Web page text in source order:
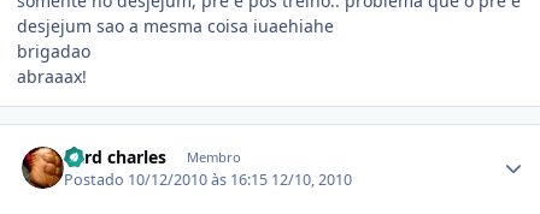
desjejum sao a mesma coisa iuaehiahe
brigadao
abraaax!
hard charles Membro
Postado 10/12/2010 às 16:15 12/10, 2010